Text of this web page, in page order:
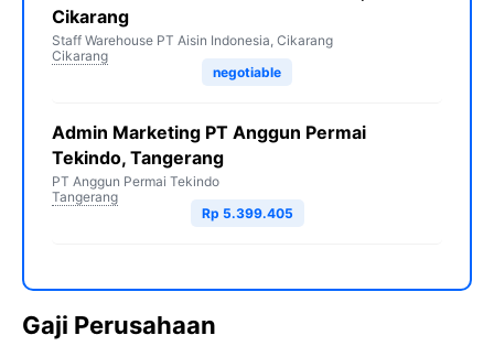
Cikarang
Staff Warehouse PT Aisin Indonesia, Cikarang
Cikarang
negotiable
Admin Marketing PT Anggun Permai
Tekindo, Tangerang
PT Anggun Permai Tekindo
Tangerang
Rp 5.399.405
Gaji Perusahaan